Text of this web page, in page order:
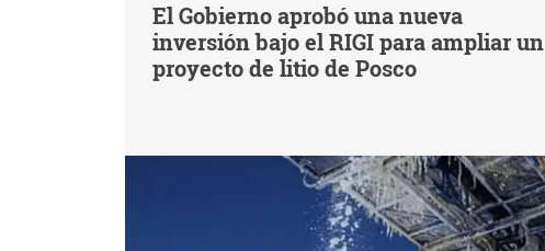
El Gobierno aprobó una nueva
inversión bajo el RIGI para ampliar un
proyecto de litio de Posco